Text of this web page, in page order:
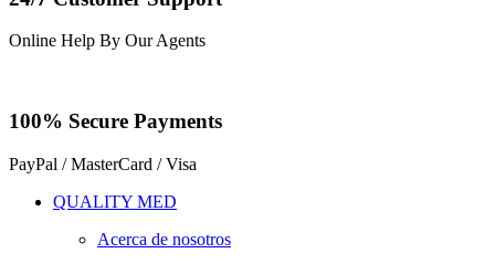
Online Help By Our Agents
100% Secure Payments
PayPal / MasterCard / Visa
QUALITY MED
Acerca de nosotros